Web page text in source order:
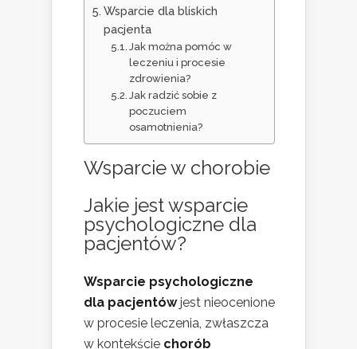
Wsparcie dla bliskich
pacjenta
Jak można pomóc w
leczeniu i procesie
zdrowienia?
Jak radzić sobie z
poczuciem
osamotnienia?
Wsparcie w chorobie
Jakie jest wsparcie
psychologiczne dla
pacjentów?
Wsparcie psychologiczne
dla pacjentówjest nieocenione
w procesie leczenia, zwłaszcza
w kontekście chorób